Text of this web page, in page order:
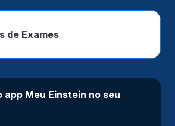
de Exames
app Meu Einstein no seu